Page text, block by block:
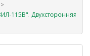
115В". Двухсторонняя